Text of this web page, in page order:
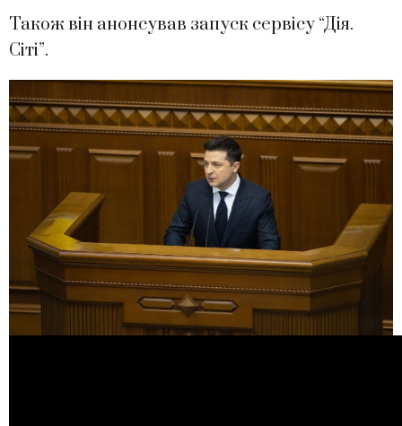
Також він анонсував запуск сервісу “Дія.
Сіті”.